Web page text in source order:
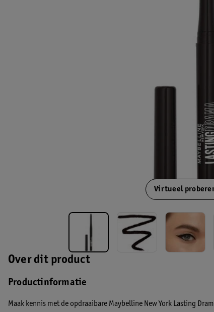
Virtueel
Over dit product
Productinformatie
Maak kennis met de opdraaibare Maybelline New York Lasting